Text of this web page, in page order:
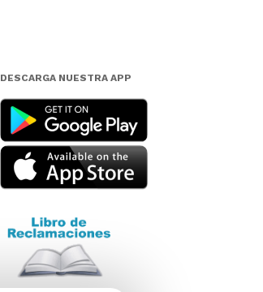
DESCARGA NUESTRA APP